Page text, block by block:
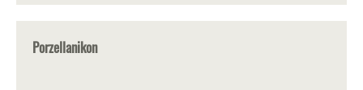
Porzellanikon